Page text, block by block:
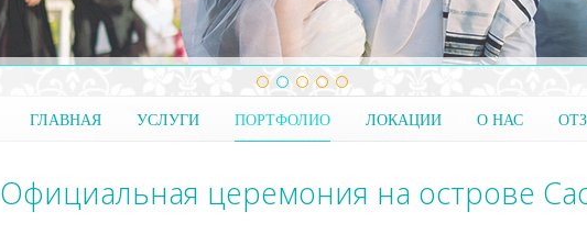
ГЛАВНАЯ УСЛУГИ ПОРТФОЛИО ЛОКАЦИИ О НАС
Официальная церемония на острове